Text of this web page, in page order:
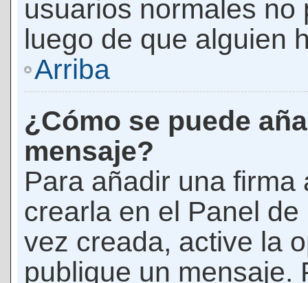
usuarios normales
luego de que alguien
Arriba
¿Cómo se puede
mensaje?
Para añadir una
crearla en el Panel
vez creada, active la
publique un mensaje.